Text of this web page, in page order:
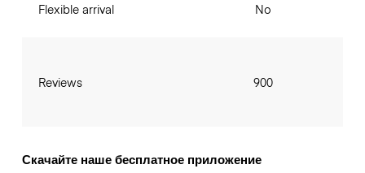
Flexible arrival
Reviews
No
900
Скачайте наше бесплатное приложение